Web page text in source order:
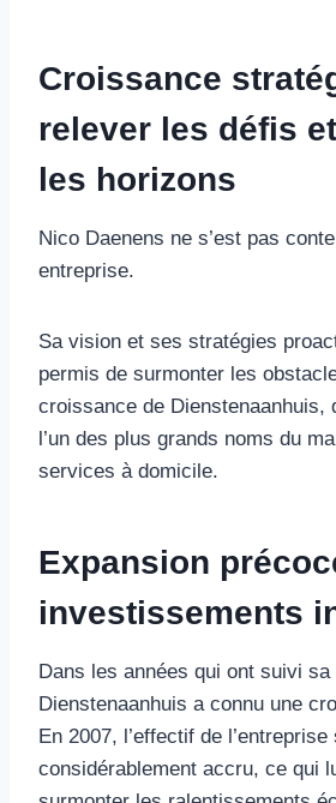
Croissance
relever les défis
les horizons
Nico Daenens ne s’est pas
entreprise.
Sa vision et ses stratégies
permis de surmonter les
croissance de Dienstenaanhuis,
l’un des plus grands noms du
services à domicile.
Expansion
investissements
Dans les années qui ont suivi sa
Dienstenaanhuis a connu une
En 2007, l’effectif de l’entreprise
considérablement accru, ce qui